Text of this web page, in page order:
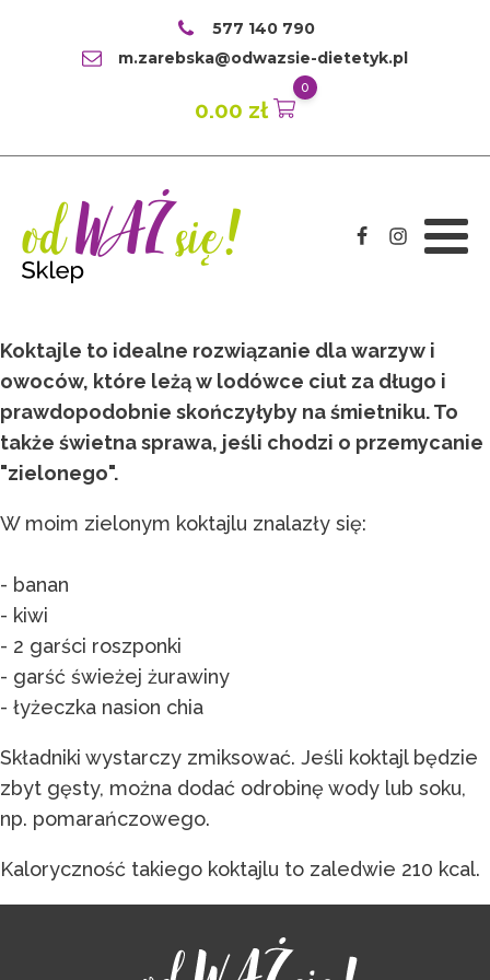
577 140 790
m.zarebska@odwazsie-dietetyk.pl
0.00 zł
0
Koktajle to idealne rozwiązanie dla warzyw i
owoców, które leżą w lodówce ciut za długo i
prawdopodobnie skończyłyby na śmietniku. To
także świetna sprawa, jeśli chodzi o przemycanie
"zielonego".
W moim zielonym koktajlu znalazły się:
- banan
- kiwi
- 2 garści roszponki
- garść świeżej żurawiny
- łyżeczka nasion chia
Składniki wystarczy zmiksować. Jeśli koktajl będzie
zbyt gęsty, można dodać odrobinę wody lub soku,
np. pomarańczowego.
Kaloryczność takiego koktajlu to zaledwie 210 kcal.